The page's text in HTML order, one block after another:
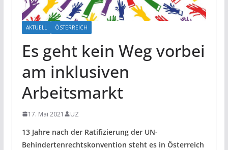
AKTUELL ÖSTERREICH
Es geht kein Weg vorbei
am inklusiven
Arbeitsmarkt
17. Mai 2021 UZ
13 Jahre nach der Ratifizierung der UN-
Behindertenrechtskonvention steht es in Österreich